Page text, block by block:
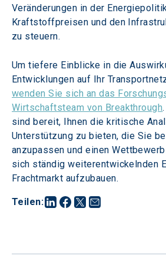
Teilen:
Veränderungen in der
Kraftstoffpreisen und den
zu steuern.
Um tiefere Einblicke in die
Entwicklungen auf Ihr
wenden Sie sich an das
Wirtschaftsteam von Breakthrough
sind bereit, Ihnen die kritische
Unterstützung zu bieten, die Sie
anzupassen und einen
sich ständig weiterentwickelnden
Frachtmarkt aufzubauen.